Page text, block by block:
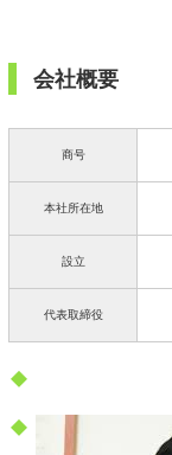
会社概要
商号
本社所在地
設立
代表取締役